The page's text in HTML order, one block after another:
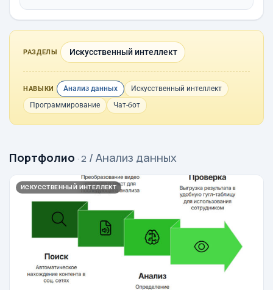
РАЗДЕЛЫ Искусственный интеллект
НАВЫКИ Анализ данных
Искусственный интеллект
Программирование
Чат-бот
Портфолио · 2 / Анализ данных
ИСКУССТВЕННЫЙ ИНТЕЛЛЕКТ